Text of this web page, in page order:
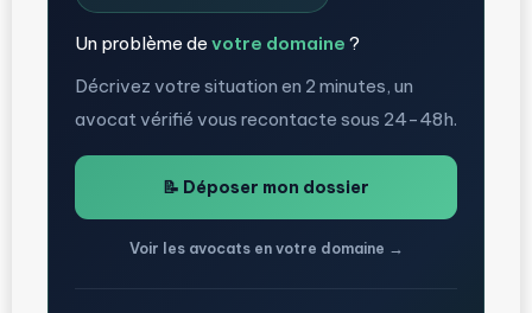
Un problème de votre domaine ?
Décrivez votre situation en 2 minutes, un
avocat vérifié vous recontacte sous 24-48h.
📝 Déposer mon dossier
Voir les avocats en votre domaine →